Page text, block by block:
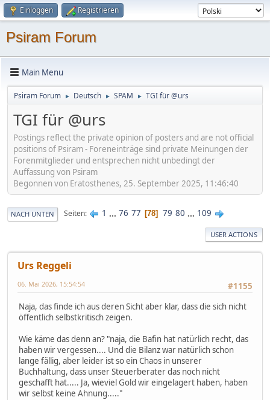
Einloggen Registrieren
Psiram Forum
Main Menu
Psiram Forum ► Deutsch ► SPAM ► TGI für @urs
TGI für @urs
Postings reflect the private opinion of posters and are not official
positions of Psiram - Foreneinträge sind private Meinungen der
Forenmitglieder und entsprechen nicht unbedingt der
Auffassung von Psiram
Begonnen von Eratosthenes, 25. September 2025, 11:46:40
NACH UNTEN Seiten 1 ... 76 77 78 79 80 ... 109
USER ACTIONS
Urs Reggeli
#1155
06. Mai 2026, 15:54:54
Naja, das finde ich aus deren Sicht aber klar, dass die sich nicht
öffentlich selbstkritisch zeigen.
Wie käme das denn an? "naja, die Bafin hat natürlich recht, das
haben wir vergessen.... Und die Bilanz war natürlich schon
lange fällig, aber leider ist so ein Chaos in unserer
Buchhaltung, dass unser Steuerberater das noch nicht
geschafft hat..... Ja, wieviel Gold wir eingelagert haben, haben
wir selbst keine Ahnung....."